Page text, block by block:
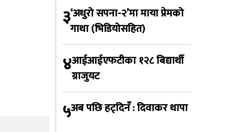
३‘अधुरो सपना-२’मा माया प्रेमको
गाथा (भिडियोसहित)
४आईआईएफटीका १२८ बिद्यार्थी
ग्राजुयट
५अब पछि हट्दिनँ : दिवाकर थापा